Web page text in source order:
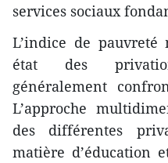
services sociaux
L’indice de
état des
généralement
L’approche
des différentes
matière d’éducation